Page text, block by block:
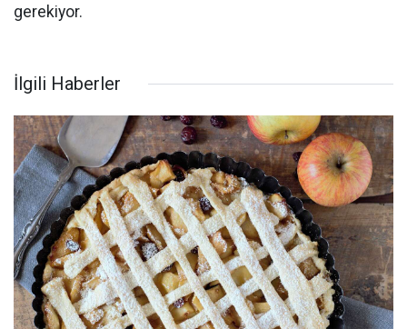
gerekiyor.
İlgili Haberler